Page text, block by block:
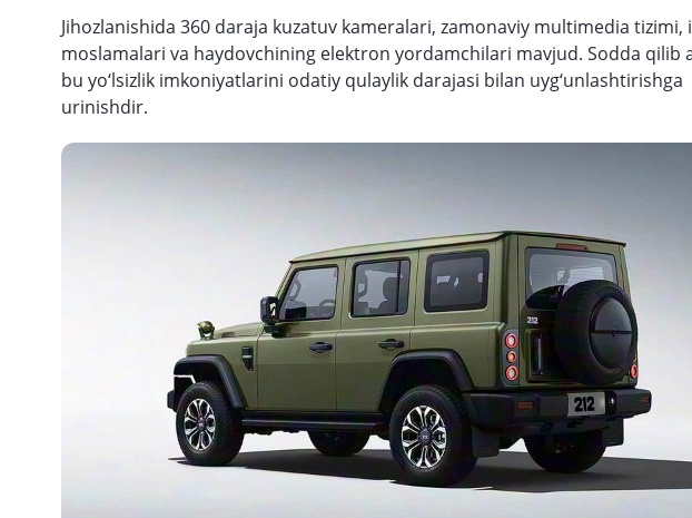
Jihozlanishida 360 daraja kuzatuv kameralari, zamonaviy multimedia tizimi,
moslamalari va haydovchining elektron yordamchilari mavjud. Sodda qilib
bu yo‘lsizlik imkoniyatlarini odatiy qulaylik darajasi bilan uyg‘unlashtirishga
urinishdir.